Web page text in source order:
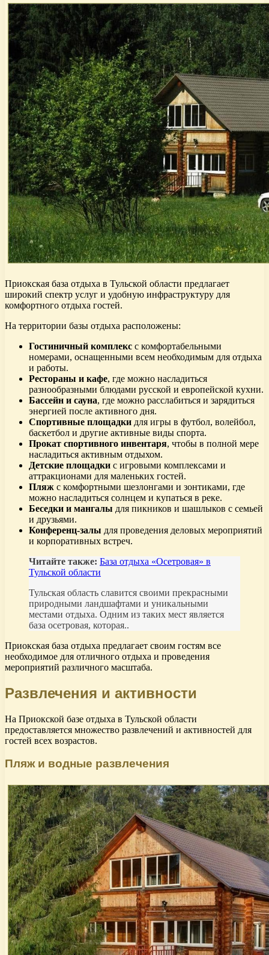
Приокская база отдыха в Тульской области предлагает
широкий спектр услуг и удобную инфраструктуру для
комфортного отдыха гостей.
На территории базы отдыха расположены:
Гостиничный комплекс с комфортабельными
номерами, оснащенными всем необходимым для отдыха
и работы.
Рестораны и кафе, где можно насладиться
разнообразными блюдами русской и европейской кухни.
Бассейн и сауна, где можно расслабиться и зарядиться
энергией после активного дня.
Спортивные площадки для игры в футбол, волейбол,
баскетбол и другие активные виды спорта.
Прокат спортивного инвентаря, чтобы в полной мере
насладиться активным отдыхом.
Детские площадки с игровыми комплексами и
аттракционами для маленьких гостей.
Пляж с комфортными шезлонгами и зонтиками, где
можно насладиться солнцем и купаться в реке.
Беседки и мангалы для пикников и шашлыков с семьей
и друзьями.
Конференц-залы для проведения деловых мероприятий
и корпоративных встреч.
Читайте также: База отдыха «Осетровая» в
Тульской области
Тульская область славится своими прекрасными
природными ландшафтами и уникальными
местами отдыха. Одним из таких мест является
база осетровая, которая..
Приокская база отдыха предлагает своим гостям все
необходимое для отличного отдыха и проведения
мероприятий различного масштаба.
Развлечения и активности
На Приокской базе отдыха в Тульской области
предоставляется множество развлечений и активностей для
гостей всех возрастов.
Пляж и водные развлечения